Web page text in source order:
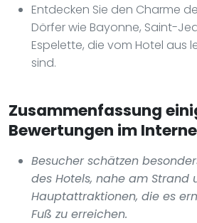
Entdecken Sie den Charme
Dörfer wie Bayonne, Saint-
Espelette, die vom Hotel aus
sind.
Zusammenfassung
Bewertungen im
Besucher schätzen
des Hotels, nahe am Strand
Hauptattraktionen, die es
Fuß zu erreichen.